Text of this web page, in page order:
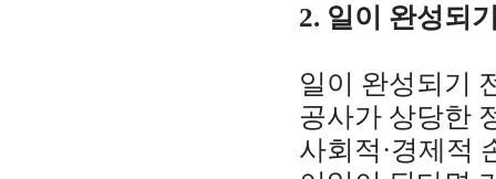
2. 일이 완성되
일이 완성되기
공사가 상당한
사회적·경제적